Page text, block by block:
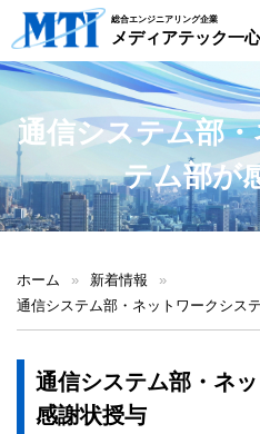
総合エンジニアリング企業
メディアテック一心
通信システム部
テム部が
ホーム » 新着情報
»
通信システム部・ネットワークシス
通信システム部・ネ
感謝状授与